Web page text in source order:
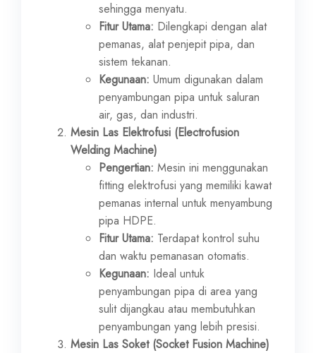
sehingga menyatu.
Fitur Utama: Dilengkapi dengan alat
pemanas, alat penjepit pipa, dan
sistem tekanan.
Kegunaan: Umum digunakan dalam
penyambungan pipa untuk saluran
air, gas, dan industri.
Mesin Las Elektrofusi (Electrofusion
Welding Machine)
Pengertian: Mesin ini menggunakan
fitting elektrofusi yang memiliki kawat
pemanas internal untuk menyambung
pipa HDPE.
Fitur Utama: Terdapat kontrol suhu
dan waktu pemanasan otomatis.
Kegunaan: Ideal untuk
penyambungan pipa di area yang
sulit dijangkau atau membutuhkan
penyambungan yang lebih presisi.
Mesin Las Soket (Socket Fusion Machine)